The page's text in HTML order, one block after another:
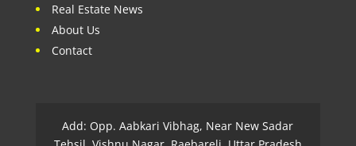
Real Estate News
About Us
Contact
Add: Opp. Aabkari Vibhag, Near New Sadar